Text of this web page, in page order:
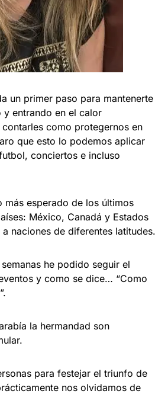
un primer paso para mantenerte
entrando en el calor
como protegernos en
que esto lo podemos aplicar
conciertos e incluso
más esperado de los últimos
México, Canadá y Estados
naciones de diferentes latitudes.
he podido seguir el
y como se dice… “Como
la hermandad son
para festejar el triunfo de
nos olvidamos de